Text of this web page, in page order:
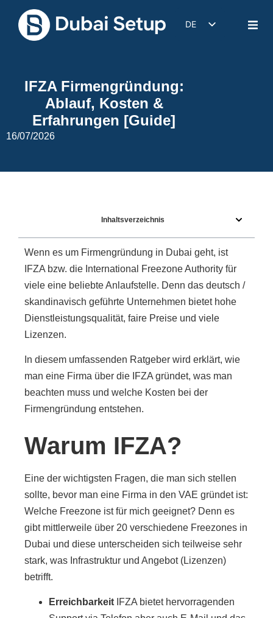
DE
IFZA Firmengründung:
Ablauf, Kosten &
Erfahrungen [Guide]
16/07/2026
Inhaltsverzeichnis
Wenn es um Firmengründung in Dubai geht, ist
IFZA bzw. die International Freezone Authority für
viele eine beliebte Anlaufstelle. Denn das deutsch /
skandinavisch geführte Unternehmen bietet hohe
Dienstleistungsqualität, faire Preise und viele
Lizenzen.
In diesem umfassenden Ratgeber wird erklärt, wie
man eine Firma über die IFZA gründet, was man
beachten muss und welche Kosten bei der
Firmengründung entstehen.
Warum IFZA?
Eine der wichtigsten Fragen, die man sich stellen
sollte, bevor man eine Firma in den VAE gründet ist:
Welche Freezone ist für mich geeignet? Denn es
gibt mittlerweile über 20 verschiedene Freezones in
Dubai und diese unterscheiden sich teilweise sehr
stark, was Infrastruktur und Angebot (Lizenzen)
betrifft.
Erreichbarkeit IFZA bietet hervorragenden